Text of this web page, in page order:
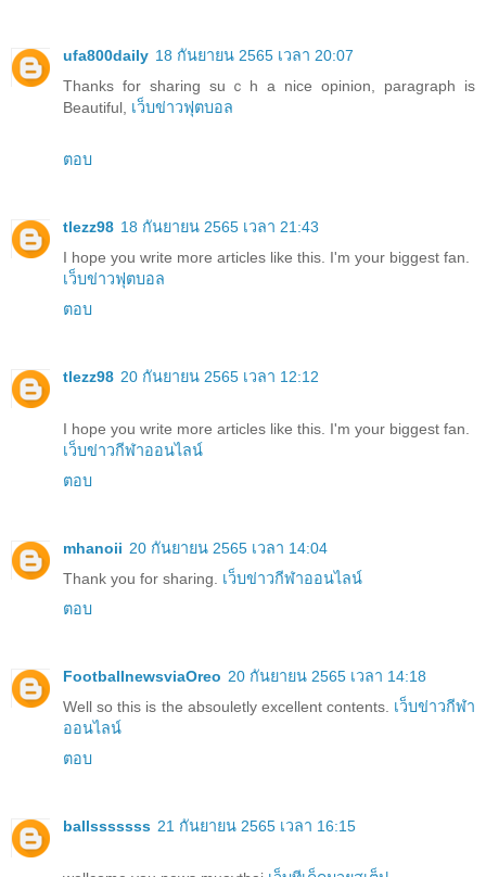
ufa800daily 18 กันยายน 2565 เวลา 20:07
Thanks for sharing suｃh a nice opinion, paragraph is
Beautiful, เว็บข่าวฟุตบอล
ตอบ
tlezz98 18 กันยายน 2565 เวลา 21:43
I hope you write more articles like this. I'm your biggest fan.
เว็บข่าวฟุตบอล
ตอบ
tlezz98 20 กันยายน 2565 เวลา 12:12
I hope you write more articles like this. I'm your biggest fan.
เว็บข่าวกีฬาออนไลน์
ตอบ
mhanoii 20 กันยายน 2565 เวลา 14:04
Thank you for sharing. เว็บข่าวกีฬาออนไลน์
ตอบ
FootballnewsviaOreo 20 กันยายน 2565 เวลา 14:18
Well so this is the absouletly excellent contents. เว็บข่าวกีฬา
ออนไลน์
ตอบ
ballsssssss 21 กันยายน 2565 เวลา 16:15